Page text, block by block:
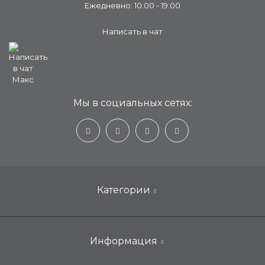
Категории
Настенные кондиционеры для дома
Информация
Ежедневно: 10:00 - 19:00
Написать в чат
Мы в социальных сетях: